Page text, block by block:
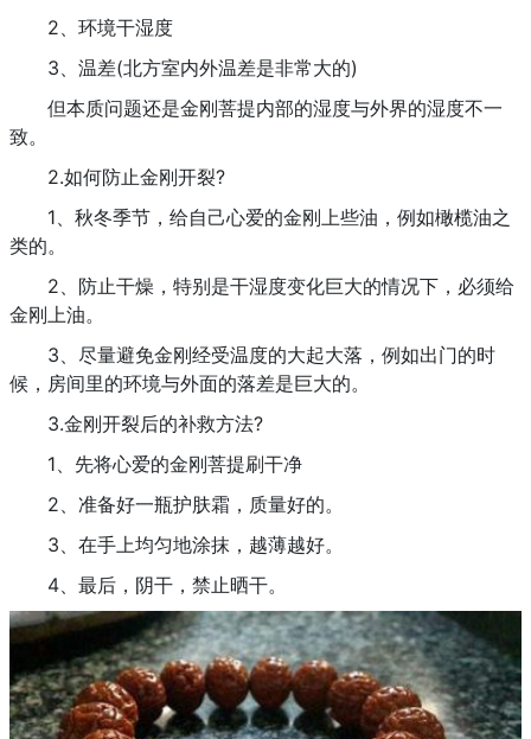
2、环境干湿度
3、温差(北方室内外温差是非常大的)
但本质问题还是金刚菩提内部的湿度与外界的湿度不一
致。
2.如何防止金刚开裂?
1、秋冬季节，给自己心爱的金刚上些油，例如橄榄油之
类的。
2、防止干燥，特别是干湿度变化巨大的情况下，必须给
金刚上油。
3、尽量避免金刚经受温度的大起大落，例如出门的时
候，房间里的环境与外面的落差是巨大的。
3.金刚开裂后的补救方法?
1、先将心爱的金刚菩提刷干净
2、准备好一瓶护肤霜，质量好的。
3、在手上均匀地涂抹，越薄越好。
4、最后，阴干，禁止晒干。